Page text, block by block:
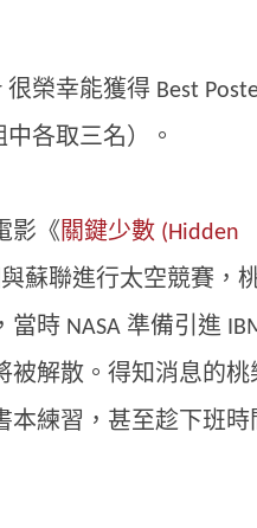
榮幸能獲得 Best
中各取三名）。
影《 關鍵少數 (Hidden
蘇聯進行太空競賽，
時 NASA 準備引進
被解散。得知消息的桃
本練習，甚至趁下班時